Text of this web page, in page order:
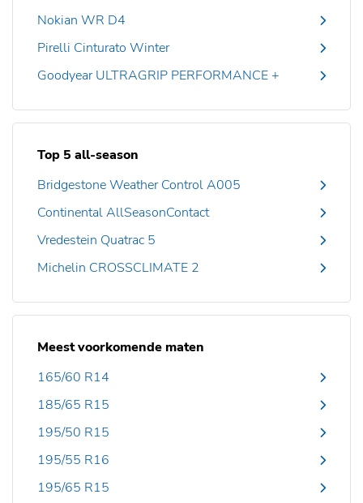
Nokian WR D4
Pirelli Cinturato Winter
Goodyear ULTRAGRIP PERFORMANCE +
Top 5 all-season
Bridgestone Weather Control A005
Continental AllSeasonContact
Vredestein Quatrac 5
Michelin CROSSCLIMATE 2
Meest voorkomende maten
165/60 R14
185/65 R15
195/50 R15
195/55 R16
195/65 R15